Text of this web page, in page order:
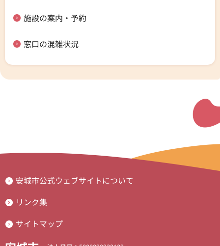
施設の案内・予約
窓口の混雑状況
安城市公式ウェブサイトについて
リンク集
サイトマップ